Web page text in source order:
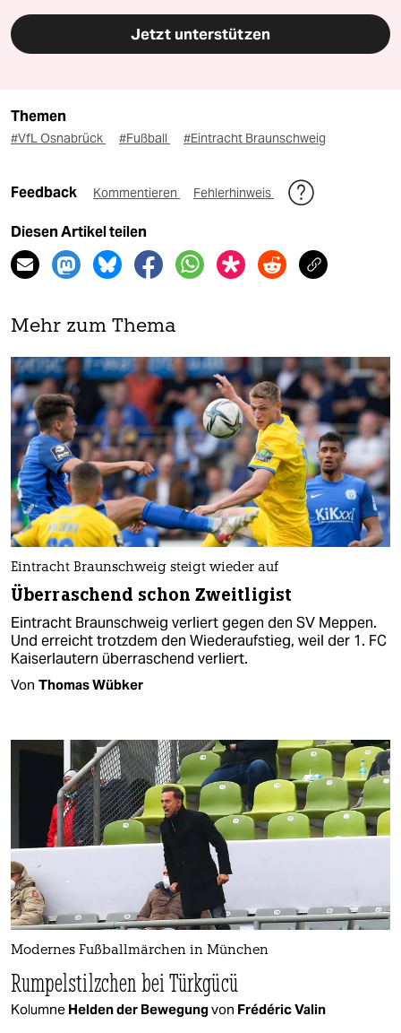
Jetzt unterstützen
Themen
#VfL Osnabrück #Fußball #Eintracht Braunschweig
Feedback Kommentieren Fehlerhinweis
Diesen Artikel teilen
Mehr zum Thema
Eintracht Braunschweig steigt wieder auf
Überraschend schon Zweitligist
Eintracht Braunschweig verliert gegen den SV Meppen.
Und erreicht trotzdem den Wiederaufstieg, weil der 1. FC
Kaiserlautern überraschend verliert.
Von Thomas Wübker
Modernes Fußballmärchen in München
Rumpelstilzchen bei Türkgücü
Kolumne Helden der Bewegungvon Frédéric Valin